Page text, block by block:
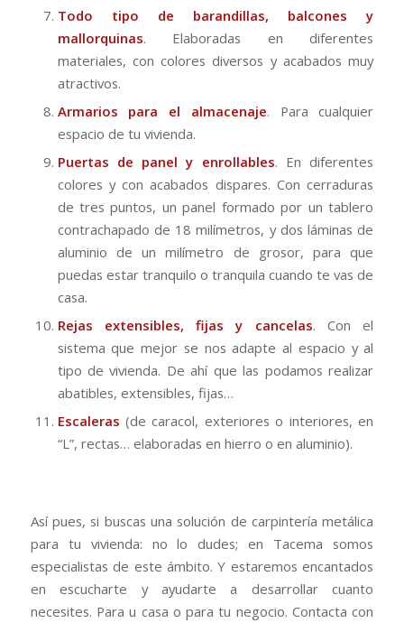
Todo tipo de barandillas, balcones y
mallorquinas. Elaboradas en diferentes
materiales, con colores diversos y acabados muy
atractivos.
Armarios para el almacenaje. Para cualquier
espacio de tu vivienda.
Puertas de panel y enrollables. En diferentes
colores y con acabados dispares. Con cerraduras
de tres puntos, un panel formado por un tablero
contrachapado de 18 milímetros, y dos láminas de
aluminio de un milímetro de grosor, para que
puedas estar tranquilo o tranquila cuando te vas de
casa.
Rejas extensibles, fijas y cancelas. Con el
sistema que mejor se nos adapte al espacio y al
tipo de vivienda. De ahí que las podamos realizar
abatibles, extensibles, fijas…
Escaleras (de caracol, exteriores o interiores, en
“L”, rectas… elaboradas en hierro o en aluminio).
Así pues, si buscas una solución de carpintería metálica
para tu vivienda: no lo dudes; en Tacema somos
especialistas de este ámbito. Y estaremos encantados
en escucharte y ayudarte a desarrollar cuanto
necesites. Para u casa o para tu negocio. Contacta con